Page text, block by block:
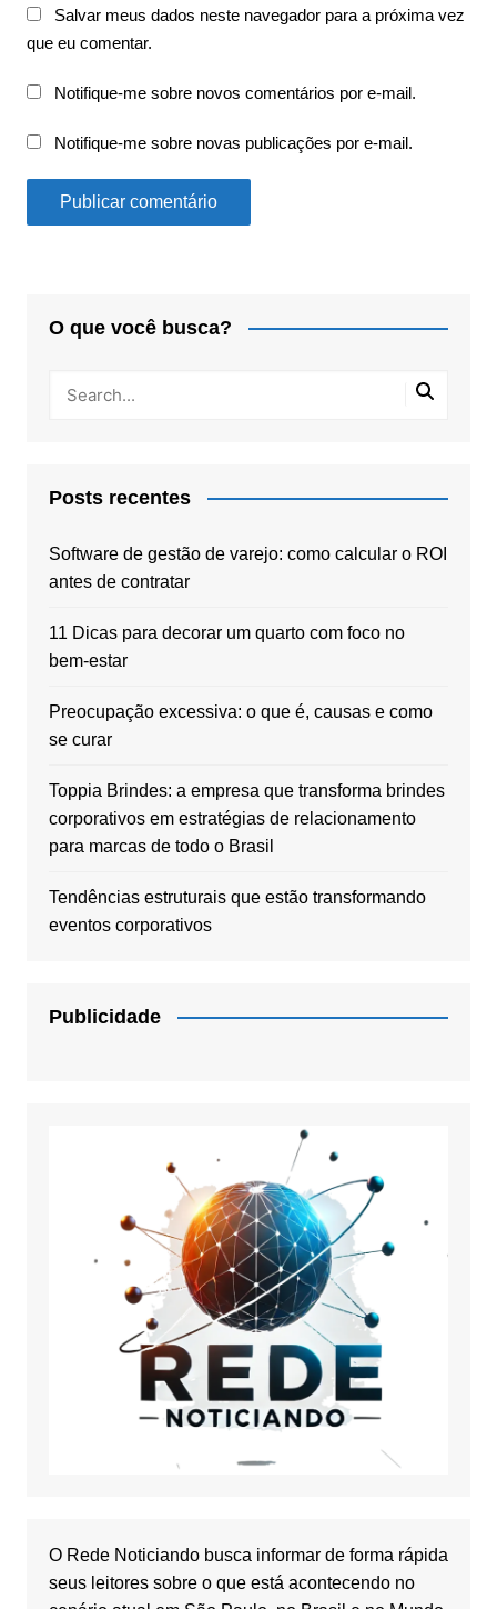
Salvar meus dados neste navegador para a próxima vez
que eu comentar.
Notifique-me sobre novos comentários por e-mail.
Notifique-me sobre novas publicações por e-mail.
O que você busca?
Posts recentes
Software de gestão de varejo: como calcular o ROI
antes de contratar
11 Dicas para decorar um quarto com foco no
bem-estar
Preocupação excessiva: o que é, causas e como
se curar
Toppia Brindes: a empresa que transforma brindes
corporativos em estratégias de relacionamento
para marcas de todo o Brasil
Tendências estruturais que estão transformando
eventos corporativos
Publicidade
O Rede Noticiando busca informar de forma rápida
seus leitores sobre o que está acontecendo no